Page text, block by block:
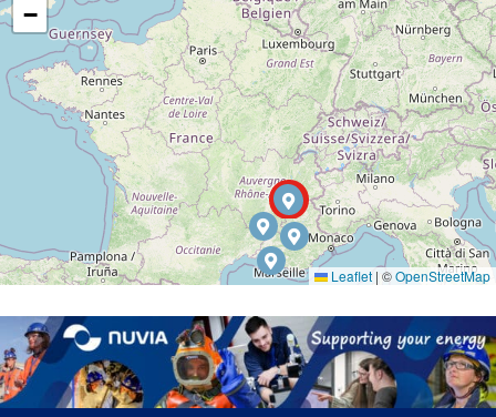
−
Leaflet | ©OpenStreetMap